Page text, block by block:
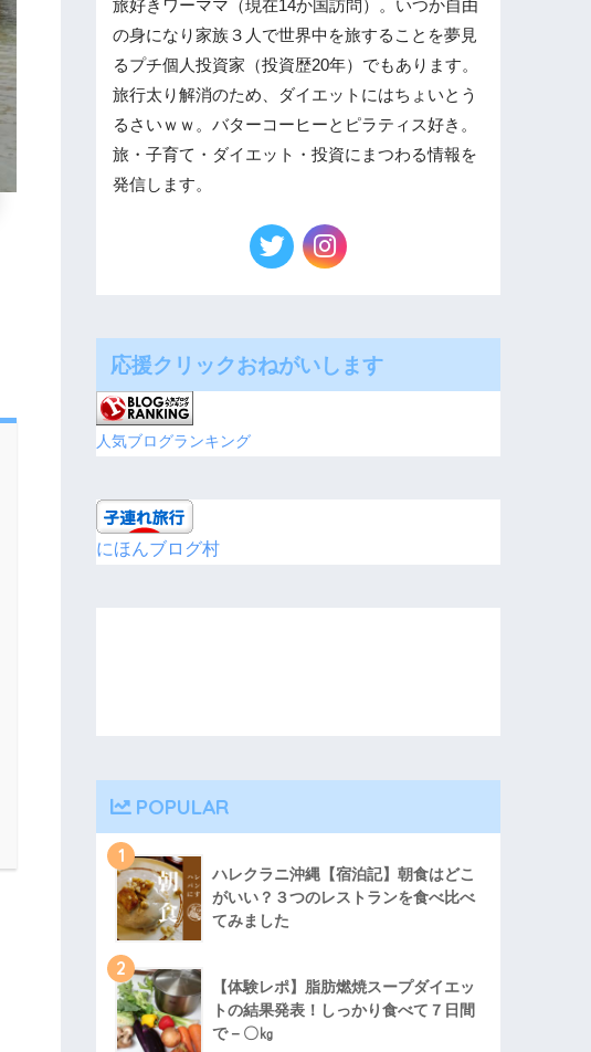
旅好きワーママ（現在14か国訪問）。いつか自由
の身になり家族３人で世界中を旅することを夢見
るプチ個人投資家（投資歴20年）でもあります。
旅行太り解消のため、ダイエットにはちょいとう
るさいｗｗ。バターコーヒーとピラティス好き。
旅・子育て・ダイエット・投資にまつわる情報を
発信します。
応援クリックおねがいします
人気ブログランキング
にほんブログ村
POPULAR
1
ハレクラニ沖縄【宿泊記】朝食はどこ
がいい？３つのレストランを食べ比べ
てみました
2
【体験レポ】脂肪燃焼スープダイエッ
トの結果発表！しっかり食べて７日間
で－〇㎏